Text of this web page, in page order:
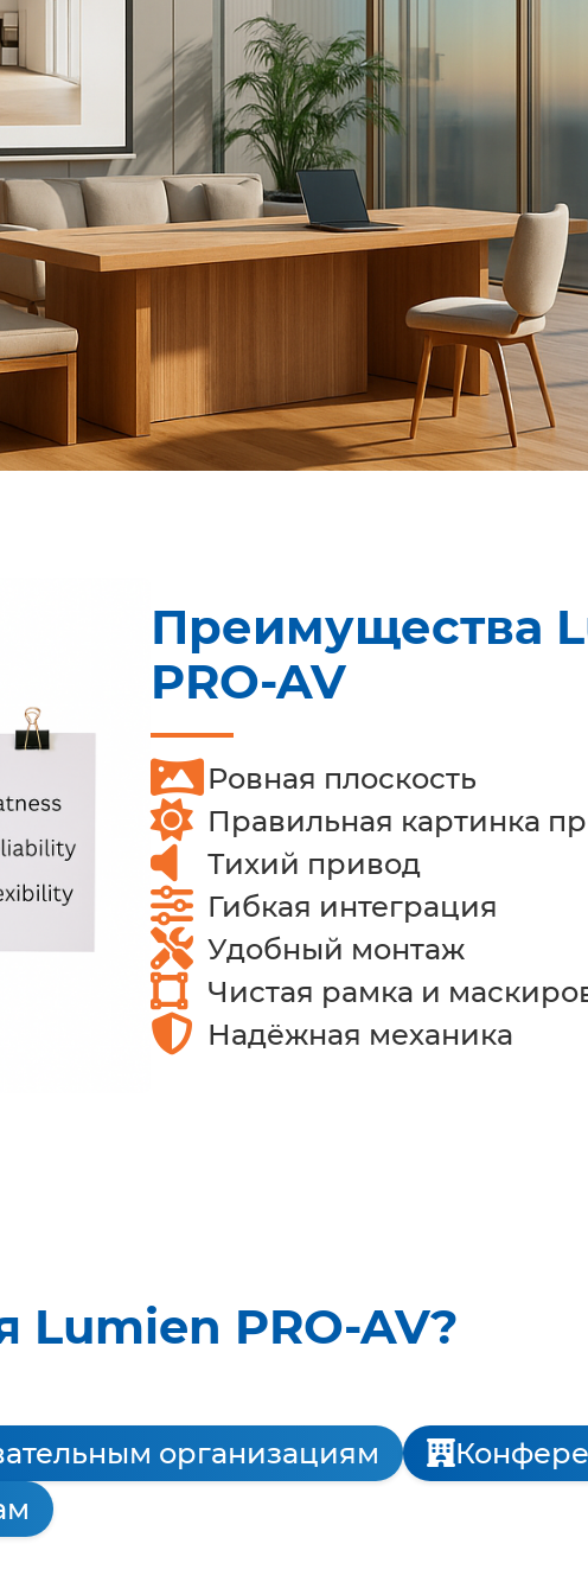
Преимущества
PRO-AV
Ровная плоскость
Правильная картинка
Тихий привод
Гибкая интеграция
Удобный монтаж
Чистая рамка и
Надёжная механика
PRO-AV?
организациям